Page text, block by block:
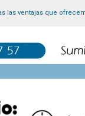
las ventajas que